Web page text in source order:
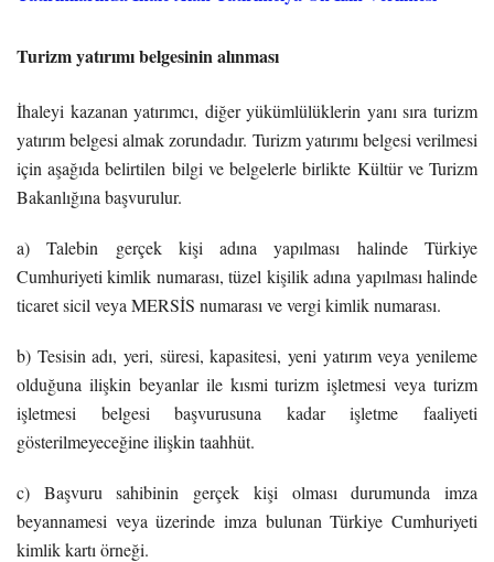
Turizm yatırımı belgesinin alınması
İhaleyi kazanan yatırımcı, diğer yükümlülüklerin yanı sıra turizm
yatırım belgesi almak zorundadır. Turizm yatırımı belgesi verilmesi
için aşağıda belirtilen bilgi ve belgelerle birlikte Kültür ve Turizm
Bakanlığına başvurulur.
a) Talebin gerçek kişi adına yapılması halinde Türkiye
Cumhuriyeti kimlik numarası, tüzel kişilik adına yapılması halinde
ticaret sicil veya MERSİS numarası ve vergi kimlik numarası.
b) Tesisin adı, yeri, süresi, kapasitesi, yeni yatırım veya yenileme
olduğuna ilişkin beyanlar ile kısmi turizm işletmesi veya turizm
işletmesi belgesi başvurusuna kadar işletme faaliyeti
gösterilmeyeceğine ilişkin taahhüt.
c) Başvuru sahibinin gerçek kişi olması durumunda imza
beyannamesi veya üzerinde imza bulunan Türkiye Cumhuriyeti
kimlik kartı örneği.